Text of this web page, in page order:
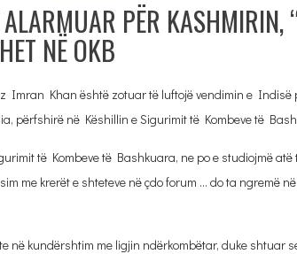
PËR KASHMIRIN,
NË OKB
Imran Khan është zotuar të luftojë vendimin e Indisë
përfshirë në Këshillin e Sigurimit të Kombeve të
të Kombeve të Bashkuara, ne po e studiojmë
me krerët e shteteve në çdo forum … do ta ngremë
në kundërshtim me ligjin ndërkombëtar, duke shtuar